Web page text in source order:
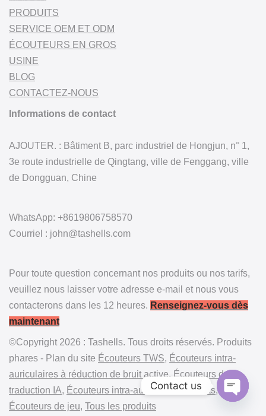
PRODUITS
SERVICE OEM ET ODM
ÉCOUTEURS EN GROS
USINE
BLOG
CONTACTEZ-NOUS
Informations de contact
AJOUTER. : Bâtiment B, parc industriel de Hongjun, n° 1,
3e route industrielle de Qingtang, ville de Fenggang, ville
de Dongguan, Chine
WhatsApp: +8619806758570
Courriel : john@tashells.com
Pour toute question concernant nos produits ou nos tarifs,
veuillez nous laisser votre adresse e-mail et nous vous
contacterons dans les 12 heures. Renseignez-vous dès
maintenant
©Copyright 2026 : Tashells. Tous droits réservés. Produits
phares - Plan du site Écouteurs TWS, Écouteurs intra-
auriculaires à réduction de bruit active, Écouteurs de
traduction IA, Écouteurs intra-auriculaires ouverts,
Écouteurs de jeu, Tous les produits
Contact us